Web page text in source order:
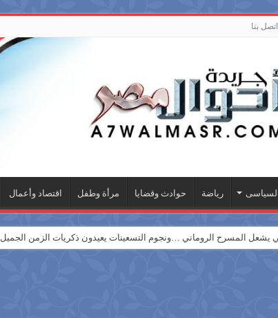
اتصل بنا
رياضة حوادث وقضايا مرأة وطفل اقتصاد وأعمال
المسرح الروماني …ونجوم التسعينات يعيدون ذكريات الزمن الجميل